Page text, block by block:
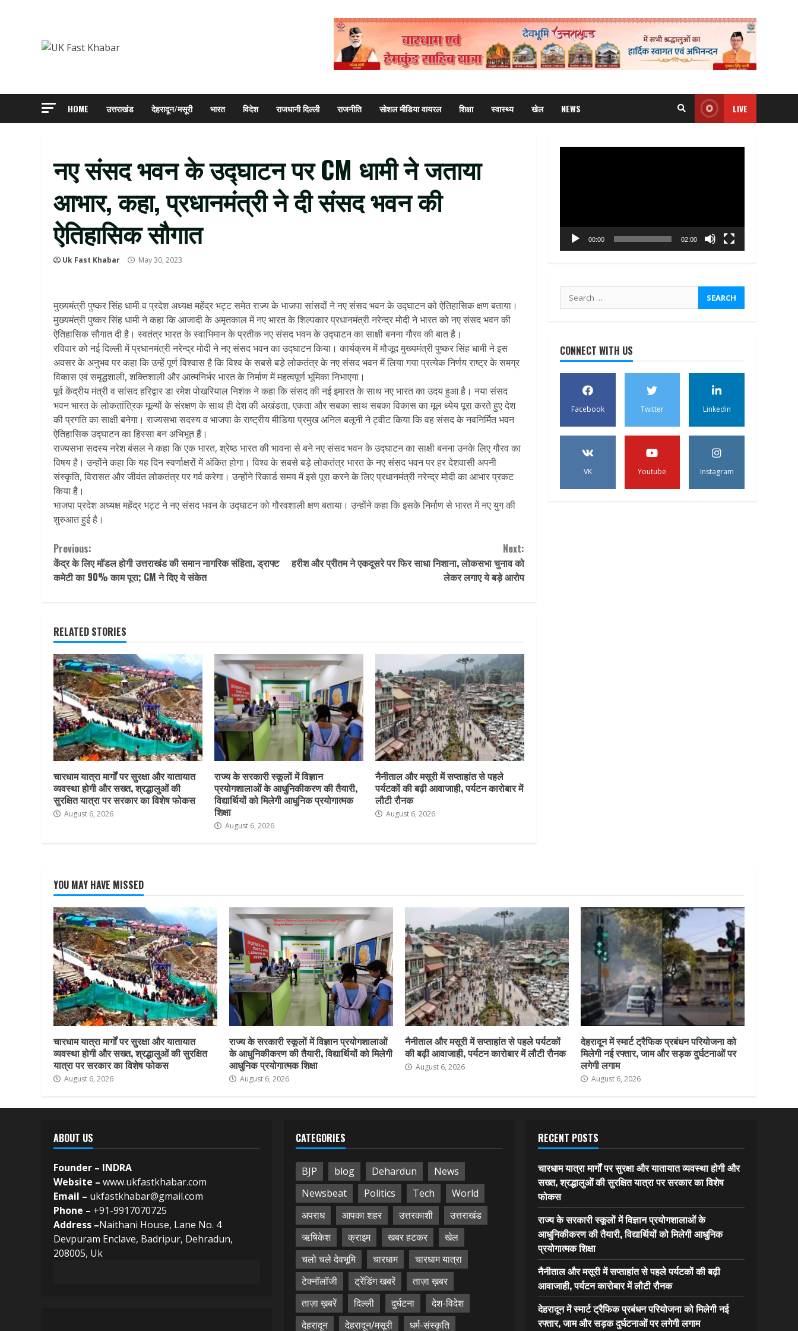
HOME उत्तराखंड देहरादून/मसूरी भारत विदेश राजधानी दिल्ली राजनीति सोशल मीडिया वायरल शिक्षा स्वास्थ्य खेल NEWS LIVE
नए संसद भवन के उद्घाटन पर CM धामी ने जताया
आभार, कहा, प्रधानमंत्री ने दी संसद भवन की
ऐतिहासिक सौगात
Uk Fast Khabar May 30, 2023
मुख्यमंत्री पुष्कर सिंह धामी व प्रदेश अध्यक्ष महेंद्र भट्ट समेत राज्य के भाजपा सांसदों ने नए संसद भवन के उद्घाटन को ऐतिहासिक क्षण बताया।
मुख्यमंत्री पुष्कर सिंह धामी ने कहा कि आजादी के अमृतकाल में नए भारत के शिल्पकार प्रधानमंत्री नरेन्द्र मोदी ने भारत को नए संसद भवन की
ऐतिहासिक सौगात दी है। स्वतंत्र भारत के स्वाभिमान के प्रतीक नए संसद भवन के उद्घाटन का साक्षी बनना गौरव की बात है।
रविवार को नई दिल्ली में प्रधानमंत्री नरेन्द्र मोदी ने नए संसद भवन का उद्घाटन किया। कार्यक्रम में मौजूद मुख्यमंत्री पुष्कर सिंह धामी ने इस
अवसर के अनुभव पर कहा कि उन्हें पूर्ण विश्वास है कि विश्व के सबसे बड़े लोकतंत्र के नए संसद भवन में लिया गया प्रत्येक निर्णय राष्ट्र के समग्र
विकास एवं समृद्धशाली, शक्तिशाली और आत्मनिर्भर भारत के निर्माण में महत्वपूर्ण भूमिका निभाएगा।
पूर्व केंद्रीय मंत्री व सांसद हरिद्वार डा रमेश पोखरियाल निशंक ने कहा कि संसद की नई इमारत के साथ नए भारत का उदय हुआ है। नया संसद
भवन भारत के लोकतांत्रिक मूल्यों के संरक्षण के साथ ही देश की अखंडता, एकता और सबका साथ सबका विकास का मूल ध्येय पूरा करते हुए देश
की प्रगति का साक्षी बनेगा। राज्यसभा सदस्य व भाजपा के राष्ट्रीय मीडिया प्रमुख अनिल बलूनी ने ट्वीट किया कि वह संसद के नवनिर्मित भवन
ऐतिहासिक उद्घाटन का हिस्सा बन अभिभूत हैं।
राज्यसभा सदस्य नरेश बंसल ने कहा कि एक भारत, श्रेष्ठ भारत की भावना से बने नए संसद भवन के उद्घाटन का साक्षी बनना उनके लिए गौरव का
विषय है। उन्होंने कहा कि यह दिन स्वर्णाक्षरों में अंकित होगा। विश्व के सबसे बड़े लोकतंत्र भारत के नए संसद भवन पर हर देशवासी अपनी
संस्कृति, विरासत और जीवंत लोकतंत्र पर गर्व करेगा। उन्होंने रिकार्ड समय में इसे पूरा करने के लिए प्रधानमंत्री नरेन्द्र मोदी का आभार प्रकट
किया है।
भाजपा प्रदेश अध्यक्ष महेंद्र भट्ट ने नए संसद भवन के उद्घाटन को गौरवशाली क्षण बताया। उन्होंने कहा कि इसके निर्माण से भारत में नए युग की
शुरुआत हुई है।
Continue
Reading
Previous:
केंद्र के लिए मॉडल होगी उत्तराखंड की समान नागरिक संहिता, ड्राफ्ट
कमेटी का 90% काम पूरा; CM ने दिए ये संकेत
Next:
हरीश और प्रीतम ने एकदूसरे पर फिर साधा निशाना, लोकसभा चुनाव को
लेकर लगाए ये बड़े आरोप
RELATED STORIES
चारधाम यात्रा मार्गों पर सुरक्षा और यातायात
व्यवस्था होगी और सख्त, श्रद्धालुओं की
सुरक्षित यात्रा पर सरकार का विशेष फोकस
August 6, 2026
राज्य के सरकारी स्कूलों में विज्ञान
प्रयोगशालाओं के आधुनिकीकरण की तैयारी,
विद्यार्थियों को मिलेगी आधुनिक प्रयोगात्मक
शिक्षा
August 6, 2026
नैनीताल और मसूरी में सप्ताहांत से पहले
पर्यटकों की बढ़ी आवाजाही, पर्यटन कारोबार में
लौटी रौनक
August 6, 2026
00:00 02:00
Search
for:
CONNECT WITH US
Facebook Twitter Linkedin
VK Youtube Instagram
YOU MAY HAVE MISSED
चारधाम यात्रा मार्गों पर सुरक्षा और यातायात
व्यवस्था होगी और सख्त, श्रद्धालुओं की सुरक्षित
यात्रा पर सरकार का विशेष फोकस
August 6, 2026
राज्य के सरकारी स्कूलों में विज्ञान प्रयोगशालाओं
के आधुनिकीकरण की तैयारी, विद्यार्थियों को मिलेगी
आधुनिक प्रयोगात्मक शिक्षा
August 6, 2026
नैनीताल और मसूरी में सप्ताहांत से पहले पर्यटकों
की बढ़ी आवाजाही, पर्यटन कारोबार में लौटी रौनक
August 6, 2026
देहरादून में स्मार्ट ट्रैफिक प्रबंधन परियोजना को
मिलेगी नई रफ्तार, जाम और सड़क दुर्घटनाओं पर
लगेगी लगाम
August 6, 2026
ABOUT US
Founder – INDRA
Website – www.ukfastkhabar.com
Email – ukfastkhabar@gmail.com
Phone – +91-9917070725
Address –Naithani House, Lane No. 4
Devpuram Enclave, Badripur, Dehradun,
208005, Uk
CATEGORIES
BJP blog Dehardun
News
Newsbeat
Politics Tech
World
अपराध
आपका शहर उत्तरकाशी
उत्तराखंड
ऋषिकेश
क्राइम खबर हटकर
खेल
चलो चले देवभूमि
चारधाम
चारधाम यात्रा
टेक्नॉलॉजी
ट्रेंडिंग खबरें
ताज़ा ख़बर
ताज़ा ख़बरें
दिल्ली दुर्घटना
देश-विदेश
देहरादून
देहरादून/मसूरी धर्म-संस्कृति
RECENT POSTS
चारधाम यात्रा मार्गों पर सुरक्षा और यातायात व्यवस्था होगी और
सख्त, श्रद्धालुओं की सुरक्षित यात्रा पर सरकार का विशेष
फोकस
राज्य के सरकारी स्कूलों में विज्ञान प्रयोगशालाओं के
आधुनिकीकरण की तैयारी, विद्यार्थियों को मिलेगी आधुनिक
प्रयोगात्मक शिक्षा
नैनीताल और मसूरी में सप्ताहांत से पहले पर्यटकों की बढ़ी
आवाजाही, पर्यटन कारोबार में लौटी रौनक
देहरादून में स्मार्ट ट्रैफिक प्रबंधन परियोजना को मिलेगी नई
रफ्तार, जाम और सड़क दुर्घटनाओं पर लगेगी लगाम